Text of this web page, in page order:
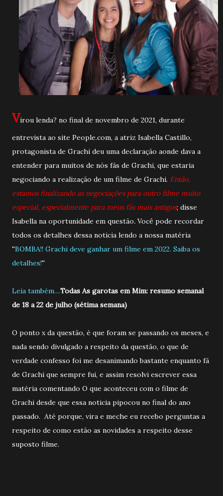
Virou lenda? no final de novembro de 2021, durante
entrevista ao site People.com, a atriz Isabella Castillo,
protagonista de Grachi deu uma declaração aonde dava a
entender para muitos de nós fãs de Grachi, que estaria
negociando a realização de um filme de Grachi. Então,
estamos finalizando as negociações para outro filme muito
especial, especialmente para meus fãs mais antigos; disse
Isabella na oportunidade em questão. Você pode recordar
todos os detalhes dessa noticia lendo a nossa matéria
''BOMBA!! Grachi deve ganhar um filme em 2022. Saiba os
detalhes!''
Leia também....Todas As garotas em Mim: resumo semanal
de 18 a 22 de julho (sétima semana)
O ponto x da questão, é que foram se passando os meses, e
nada sendo divulgado a respeito da questão, o que de
verdade confesso foi me desanimando bastante enquanto fã
de Grachi que sempre fui, e assim resolvi escrever essa
matéria comentando O que aconteceu com o filme de
Grachi desde que essa noticia pipocou no final do ano
passado. Até porque, vira e meche eu recebo perguntas a
respeito de como estão as novidades a respeito desse
suposto filme.